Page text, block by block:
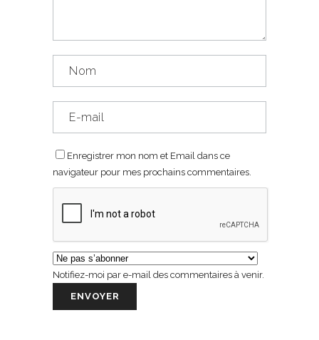
Enregistrer mon nom et Email dans ce
navigateur pour mes prochains commentaires.
Notifiez-moi par e-mail des commentaires à venir.